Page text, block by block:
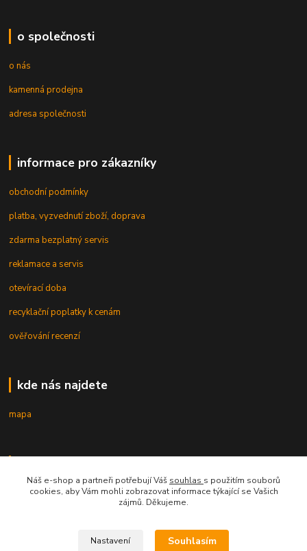
o společnosti
o nás
kamenná prodejna
adresa společnosti
informace pro zákazníky
obchodní podmínky
platba, vyzvednutí zboží, doprava
zdarma bezplatný servis
reklamace a servis
otevírací doba
recyklační poplatky k cenám
ověřování recenzí
kde nás najdete
mapa
Náš e-shop a partneři potřebují Váš souhlas s použitím souborů
cookies, aby Vám mohli zobrazovat informace týkající se Vašich
zájmů. Děkujeme.
Nastavení Souhlasím